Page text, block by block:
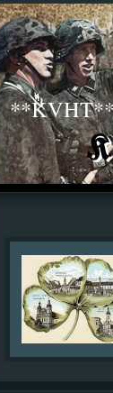
**KVHT**